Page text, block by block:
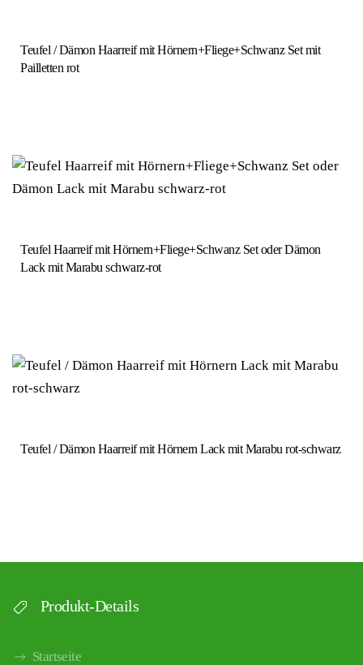
Teufel / Dämon Haarreif mit Hörnern+Fliege+Schwanz Set mit
Pailletten rot
Teufel Haarreif mit Hörnern+Fliege+Schwanz Set oder Dämon
Lack mit Marabu schwarz-rot
Teufel / Dämon Haarreif mit Hörnern Lack mit Marabu rot-schwarz
Produkt-Details
Startseite